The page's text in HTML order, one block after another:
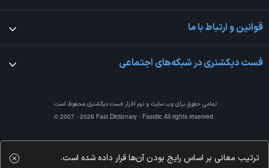
قوانین و ارتباط با ما
فست دیکشنری در شبکه‌های اجتماعی
تمامی حقوق برای وب سایت و نرم افزارفست دیکشنری محفوظ است.
© 2007 - 2026 Fast Dictionary - Fastdic All rights reserved.
ترتیب معانی بر اساس رایج بودن آن‌ها قرار داده شده است.